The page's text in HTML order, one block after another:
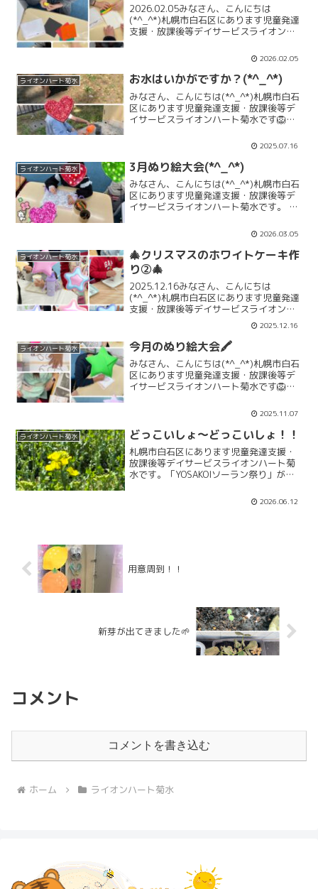
2026.02.05みなさん、こんにちは
(*^_^*)札幌市白石区にあります児童発達
支援・放課後等デイサービスライオンハ
作りました^o^とってもおいしそうです
😋‼️「2月活動」「2月お知らせ」ライオ
ンハー...
2026.02.05
ライオンハート菊水 お水はいかがですか？(*^_^*)
みなさん、こんにちは(*^_^*)札幌市白石
区にあります児童発達支援・放課後等デ
イサービスライオンハート菊水です🦁お
に行って、お砂場遊びをしました。お片
付けの時、ハトさんに、お水はいかかで
すか？暑い日だっ...
2025.07.16
ライオンハート菊水 3月ぬり絵大会(*^_^*)
みなさん、こんにちは(*^_^*)札幌市白石
区にあります児童発達支援・放課後等デ
イサービスライオンハート菊水です。 み
区にあります児童発達支援・放課後等デ
イサービス ライオンハート菊水です。 ３
月...
2026.03.05
ライオンハート菊水
🎄クリスマスのホワイトケーキ作
り②🎄
2025.12.16みなさん、こんにちは
(*^_^*)札幌市白石区にあります児童発達
支援・放課後等デイサービスライオンハ
ート菊水です🦁12/13（土）🎄クリスマ
スのホワイトケーキを作ろう🎄を行いま
した。美味しそうにケーキを食べる可愛
い姿に、...
2025.12.16
ライオンハート菊水 今月のぬり絵大会🖍
みなさん、こんにちは(*^_^*)札幌市白石
区にあります児童発達支援・放課後等デ
イサービスライオンハート菊水です🦁毎
のこ🍄のぬり絵です(*^-^*)「11月活動」
「11月お知らせ」ライオンハート菊水札
幌市...
2025.11.07
ライオンハート菊水 どっこいしょ～どっこいしょ！！
札幌市白石区にあります児童発達支援・
放課後等デイサービスライオンハート菊
水です。「YOSAKOIソーラン祭り」が始
ソーラン祭り」のチームの皆さまをお見
かけする事も多くなりました。子どもた
2026.06.12
用意周到！！
新芽が出てきました🌱
コメント
コメントを書き込む
ホーム ライオンハート菊水